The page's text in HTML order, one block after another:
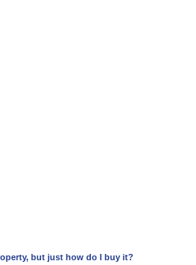
but just how do I buy it?